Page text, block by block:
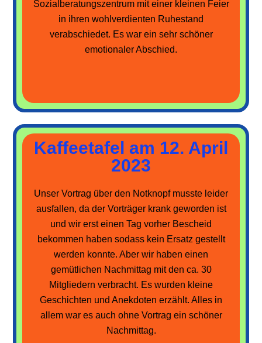
Sozialberatungszentrum mit einer kleinen Feier
in ihren wohlverdienten Ruhestand
verabschiedet. Es war ein sehr schöner
emotionaler Abschied.
Kaffeetafel am 12. April
2023
Unser Vortrag über den Notknopf musste leider
ausfallen, da der Vorträger krank geworden ist
und wir erst einen Tag vorher Bescheid
bekommen haben sodass kein Ersatz gestellt
werden konnte. Aber wir haben einen
gemütlichen Nachmittag mit den ca. 30
Mitgliedern verbracht. Es wurden kleine
Geschichten und Anekdoten erzählt. Alles in
allem war es auch ohne Vortrag ein schöner
Nachmittag.